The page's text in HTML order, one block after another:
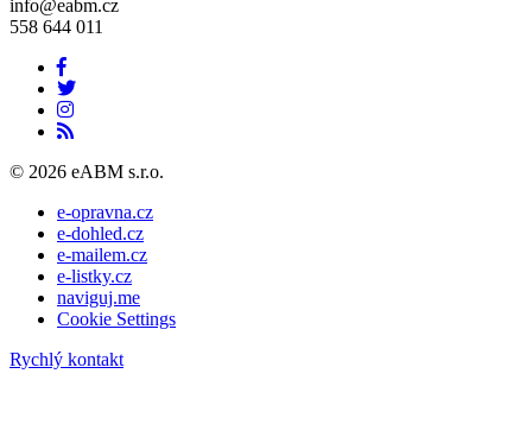
info@eabm.cz
558 644 011
© 2026 eABM s.r.o.
e-opravna.cz
e-dohled.cz
e-mailem.cz
e-listky.cz
naviguj.me
Cookie Settings
Rychlý kontakt